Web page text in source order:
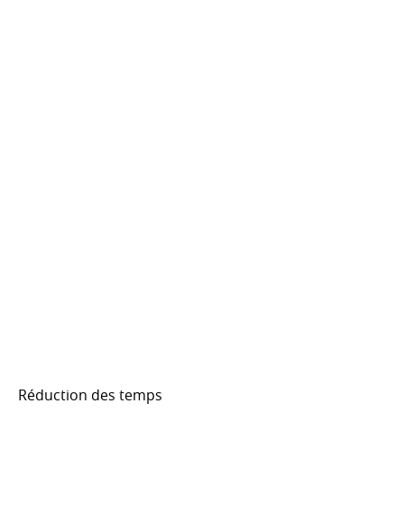
Réduction des temps